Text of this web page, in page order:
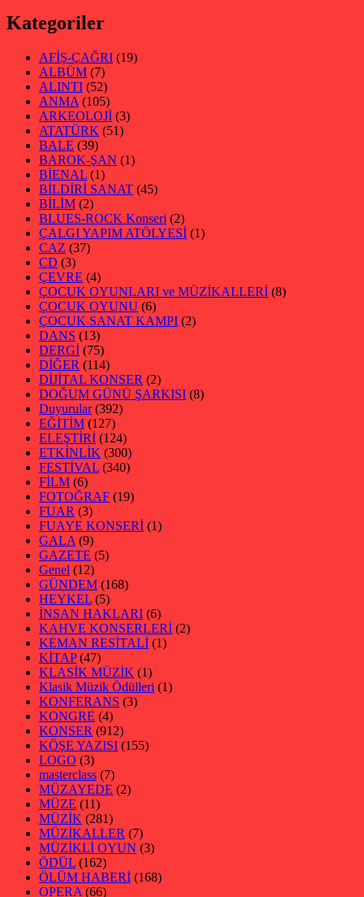
Kategoriler
AFİŞ-ÇAĞRI (19)
ALBÜM (7)
ALINTI (52)
ANMA (105)
ARKEOLOJİ (3)
ATATÜRK (51)
BALE (39)
BAROK-ŞAN (1)
BİENAL (1)
BİLDİRİ SANAT (45)
BİLİM (2)
BLUES-ROCK Konseri (2)
ÇALGI YAPIM ATÖLYESİ (1)
CAZ (37)
CD (3)
ÇEVRE (4)
ÇOCUK OYUNLARI ve MÜZİKALLERİ (8)
ÇOCUK OYUNU (6)
ÇOCUK SANAT KAMPI (2)
DANS (13)
DERGİ (75)
DİĞER (114)
DİJİTAL KONSER (2)
DOĞUM GÜNÜ ŞARKISI (8)
Duyurular(392)
EĞİTİM (127)
ELEŞTİRİ (124)
ETKİNLİK (300)
FESTİVAL (340)
FİLM (6)
FOTOĞRAF (19)
FUAR (3)
FUAYE KONSERİ (1)
GALA (9)
GAZETE (5)
Genel (12)
GÜNDEM (168)
HEYKEL (5)
İNSAN HAKLARI (6)
KAHVE KONSERLERİ (2)
KEMAN RESİTALİ (1)
KİTAP(47)
KLASİK MÜZİK (1)
Klasik Müzik Ödülleri (1)
KONFERANS (3)
KONGRE (4)
KONSER (912)
KÖŞE YAZISI (155)
LOGO (3)
masterclass (7)
MÜZAYEDE (2)
MÜZE (11)
MÜZİK (281)
MÜZİKALLER (7)
MÜZİKLİ OYUN (3)
ÖDÜL (162)
ÖLÜM HABERİ (168)
OPERA (66)